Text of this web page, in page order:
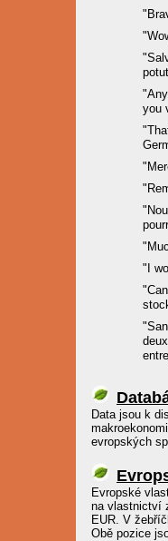
you
"I
Data jsou k
evropských
Evropské
na vlastnictví
EUR. V
Obě pozice